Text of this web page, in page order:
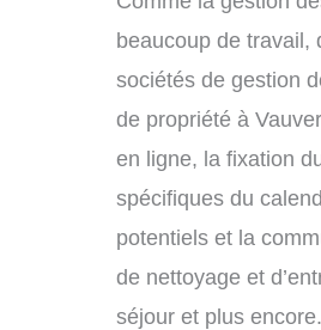
beaucoup de travail,
sociétés de gestion
de propriété à
en ligne, la fixation
spécifiques du
potentiels et la
de nettoyage et
séjour et plus encore.